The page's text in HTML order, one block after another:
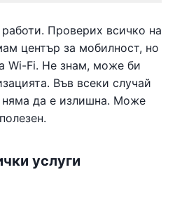
Проверих всичко на
център за мобилност, но
Wi-Fi. Не знам, може би
Във всеки случай
да е излишна. Може
услуги